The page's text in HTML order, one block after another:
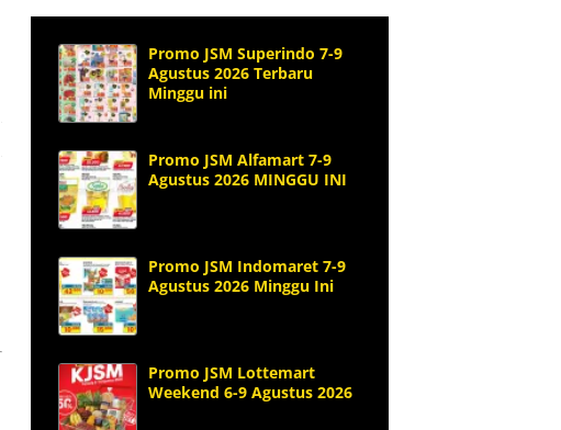
Promo JSM Superindo 7-9
Agustus 2026 Terbaru
Minggu ini
Promo JSM Alfamart 7-9
Agustus 2026 MINGGU INI
Promo JSM Indomaret 7-9
Agustus 2026 Minggu Ini
Promo JSM Lottemart
Weekend 6-9 Agustus 2026